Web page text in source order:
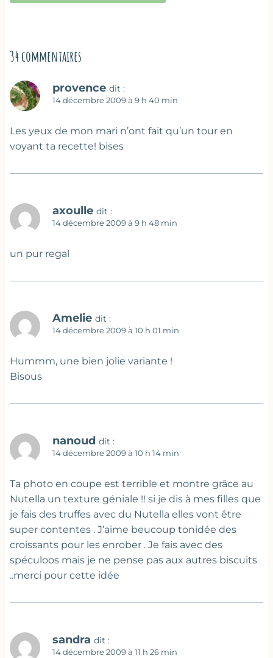
34 commentaires
provence dit :
14 décembre 2009 à 9 h 40 min
Les yeux de mon mari n’ont fait qu’un tour en
voyant ta recette! bises
axoulle dit :
14 décembre 2009 à 9 h 48 min
un pur regal
Amelie dit :
14 décembre 2009 à 10 h 01 min
Hummm, une bien jolie variante !
Bisous
nanoud dit :
14 décembre 2009 à 10 h 14 min
Ta photo en coupe est terrible et montre grâce au
Nutella un texture géniale !! si je dis à mes filles que
je fais des truffes avec du Nutella elles vont être
super contentes . J’aime beucoup tonidée des
croissants pour les enrober . Je fais avec des
spéculoos mais je ne pense pas aux autres biscuits
..merci pour cette idée
sandra dit :
14 décembre 2009 à 11 h 26 min